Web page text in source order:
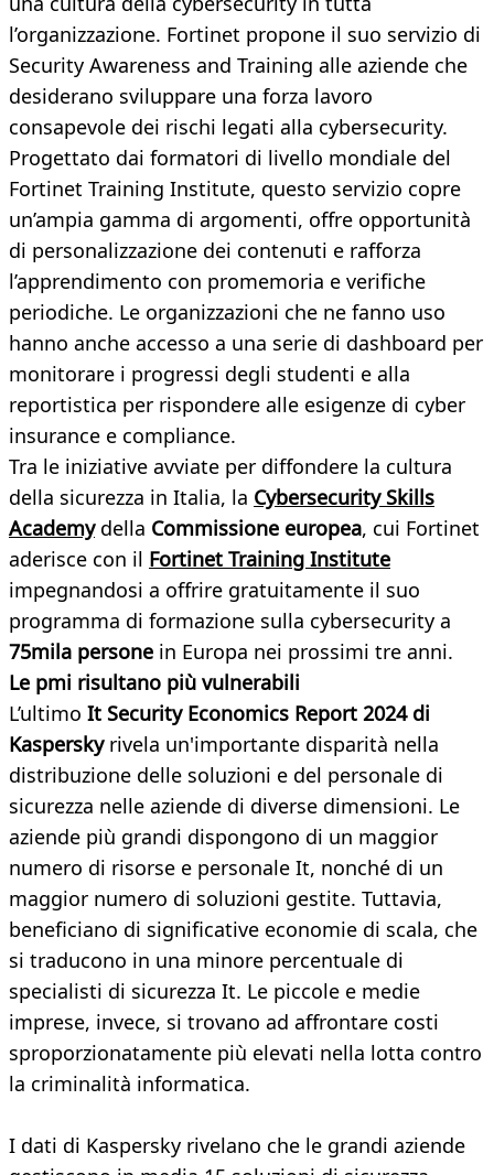
l’organizzazione. Fortinet propone il suo servizio di
Security Awareness and Training alle aziende che
desiderano sviluppare una forza lavoro
consapevole dei rischi legati alla cybersecurity.
Progettato dai formatori di livello mondiale del
Fortinet Training Institute, questo servizio copre
un’ampia gamma di argomenti, offre opportunità
di personalizzazione dei contenuti e rafforza
l’apprendimento con promemoria e verifiche
periodiche. Le organizzazioni che ne fanno uso
hanno anche accesso a una serie di dashboard per
monitorare i progressi degli studenti e alla
reportistica per rispondere alle esigenze di cyber
insurance e compliance.
Tra le iniziative avviate per diffondere la cultura
della sicurezza in Italia, la Cybersecurity Skills
Academydella Commissione europea, cui Fortinet
aderisce con il Fortinet Training Institute
impegnandosi a offrire gratuitamente il suo
programma di formazione sulla cybersecurity a
75mila persone in Europa nei prossimi tre anni.
Le pmi risultano più vulnerabili
L’ultimo It Security Economics Report 2024 di
Kasperskyrivela un'importante disparità nella
distribuzione delle soluzioni e del personale di
sicurezza nelle aziende di diverse dimensioni. Le
aziende più grandi dispongono di un maggior
numero di risorse e personale It, nonché di un
maggior numero di soluzioni gestite. Tuttavia,
beneficiano di significative economie di scala, che
si traducono in una minore percentuale di
specialisti di sicurezza It. Le piccole e medie
imprese, invece, si trovano ad affrontare costi
sproporzionatamente più elevati nella lotta contro
la criminalità informatica.
I dati di Kaspersky rivelano che le grandi aziende